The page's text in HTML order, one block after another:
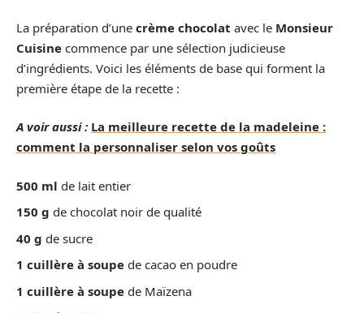
La préparation d’une crème chocolat avec le Monsieur
Cuisine commence par une sélection judicieuse
d’ingrédients. Voici les éléments de base qui forment la
première étape de la recette :
A voir aussi : La meilleure recette de la madeleine :
comment la personnaliser selon vos goûts
500 ml de lait entier
150 g de chocolat noir de qualité
40 g de sucre
1 cuillère à soupe de cacao en poudre
1 cuillère à soupe de Maïzena